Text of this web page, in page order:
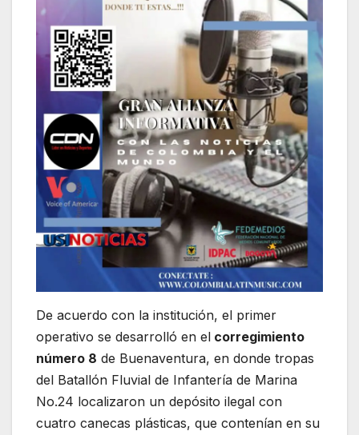
De acuerdo con la institución, el primer
operativo se desarrolló en el corregimiento
número 8 de Buenaventura, en donde tropas
del Batallón Fluvial de Infantería de Marina
No.24 localizaron un depósito ilegal con
cuatro canecas plásticas, que contenían en su